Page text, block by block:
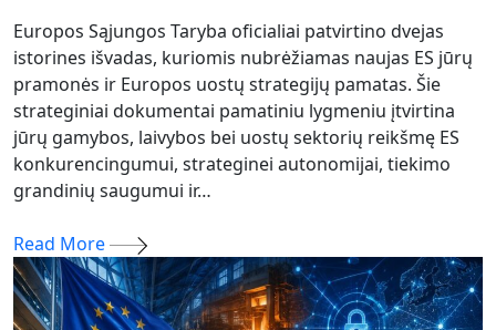
Europos Sąjungos Taryba oficialiai patvirtino dvejas
istorines išvadas, kuriomis nubrėžiamas naujas ES jūrų
pramonės ir Europos uostų strategijų pamatas. Šie
strateginiai dokumentai pamatiniu lygmeniu įtvirtina
jūrų gamybos, laivybos bei uostų sektorių reikšmę ES
konkurencingumui, strateginei autonomijai, tiekimo
grandinių saugumui ir…
Read More